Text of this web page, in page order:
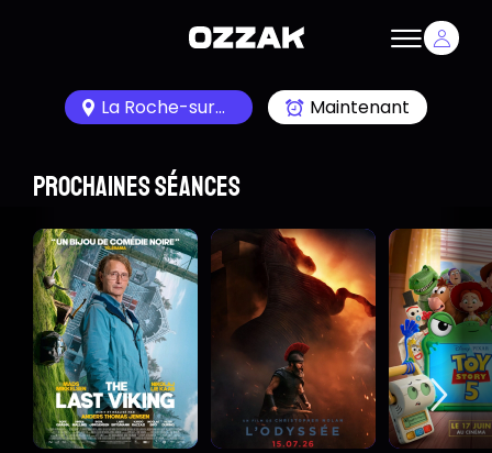
La Roche-sur-Yon 85000 Maintenant
Prochaines séances